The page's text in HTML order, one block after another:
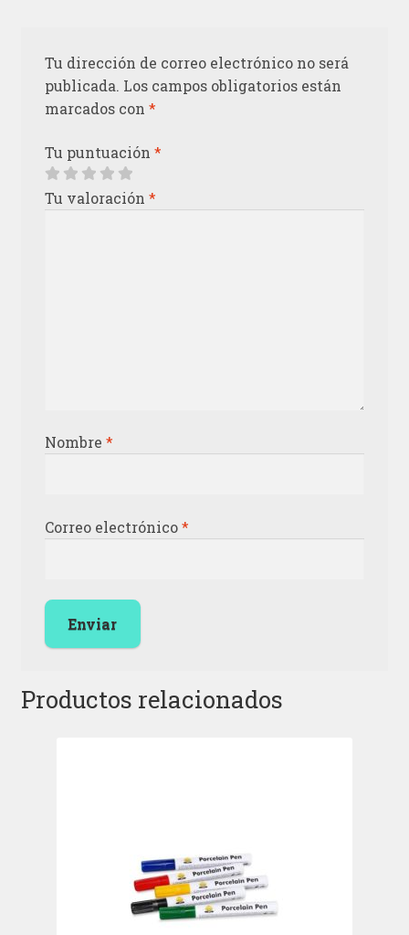
Tu dirección de correo electrónico no será
publicada. Los campos obligatorios están
marcados con *
Tu puntuación *
Tu valoración *
Nombre *
Correo electrónico*
Productos relacionados